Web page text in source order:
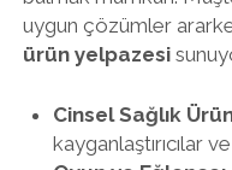
uygun çözümler
ürün yelpazesi
Cinsel Sağlık
kayganlaştırıcılar